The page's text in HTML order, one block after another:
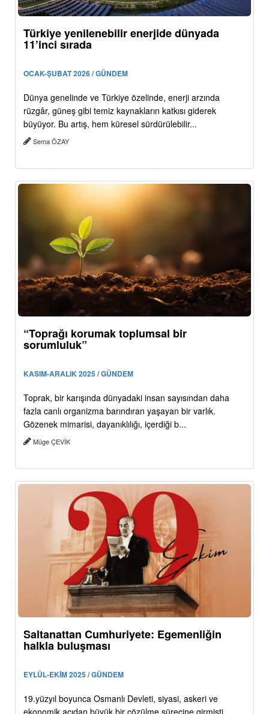
Türkiye yenilenebilir enerjide dünyada
11’inci sırada
OCAK-ŞUBAT 2026 / GÜNDEM
Dünya genelinde ve Türkiye özelinde, enerji arzında
rüzgâr, güneş gibi temiz kaynakların katkısı giderek
büyüyor. Bu artış, hem küresel sürdürülebilir...
Sema ÖZAY
“Toprağı korumak toplumsal bir
sorumluluk”
KASIM-ARALIK 2025 / GÜNDEM
Toprak, bir karışında dünyadaki insan sayısından daha
fazla canlı organizma barındıran yaşayan bir varlık.
Gözenek mimarisi, dayanıklılığı, içerdiği b...
Müge ÇEVİK
Saltanattan Cumhuriyete: Egemenliğin
halkla buluşması
EYLÜL-EKİM 2025 / GÜNDEM
19.yüzyıl boyunca Osmanlı Devleti, siyasi, askeri ve
ekonomik açıdan büyük bir çözülme sürecine girmişti.